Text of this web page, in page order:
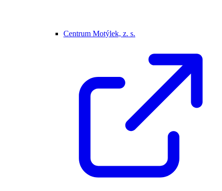
Centrum Motýlek, z. s.